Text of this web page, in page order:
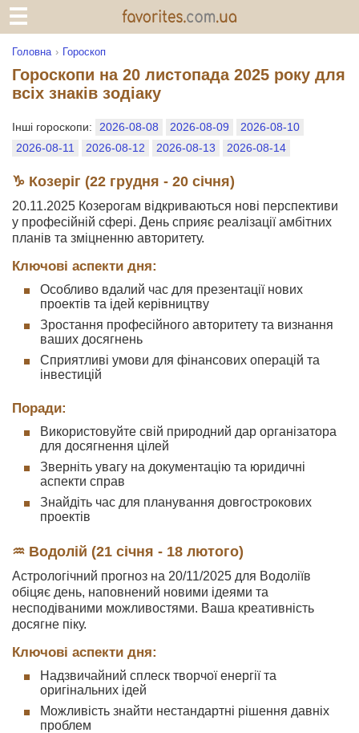
Головна Гороскоп
Гороскопи на 20 листопада 2025 року для
всіх знаків зодіаку
Інші гороскопи: 2026-08-08 2026-08-09
2026-08-10
2026-08-11
2026-08-12 2026-08-13 2026-08-14
♑ Козеріг (22 грудня - 20 січня)
20.11.2025 Козерогам відкриваються нові перспективи
у професійній сфері. День сприяє реалізації амбітних
планів та зміцненню авторитету.
Ключові аспекти дня:
Особливо вдалий час для презентації нових
проектів та ідей керівництву
Зростання професійного авторитету та визнання
ваших досягнень
Сприятливі умови для фінансових операцій та
інвестицій
Поради:
Використовуйте свій природний дар організатора
для досягнення цілей
Зверніть увагу на документацію та юридичні
аспекти справ
Знайдіть час для планування довгострокових
проектів
♒ Водолій (21 січня - 18 лютого)
Астрологічний прогноз на 20/11/2025 для Водоліїв
обіцяє день, наповнений новими ідеями та
несподіваними можливостями. Ваша креативність
досягне піку.
Ключові аспекти дня:
Надзвичайний сплеск творчої енергії та
оригінальних ідей
Можливість знайти нестандартні рішення давніх
проблем